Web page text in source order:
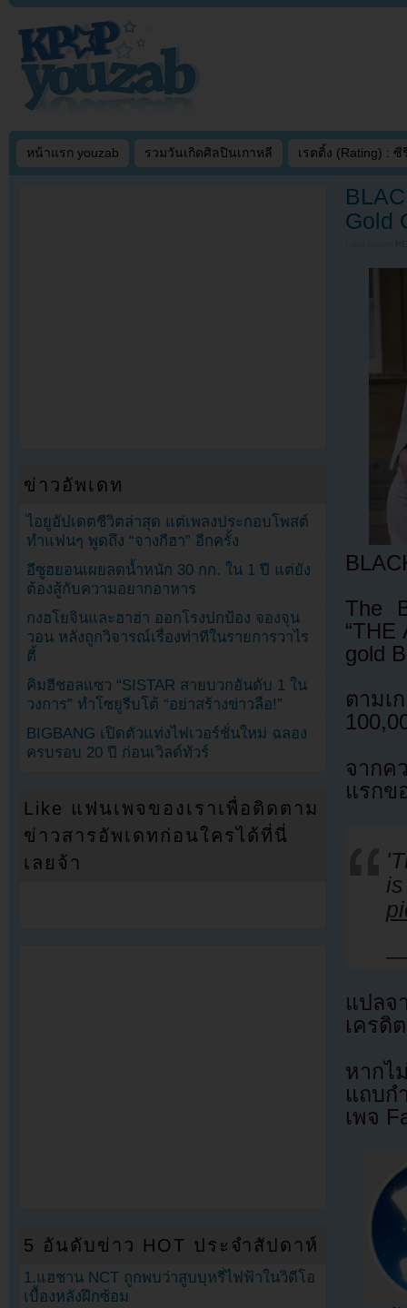
หน้าแรก youzab รวมวันเกิดศิลปินเกาหลี เรตติ้ง (Rating) : ซี
Gold
The
gold
ตามเ
จากค
แรกข
—
แปล
เครดิ
หากไ
แถบก
เพจ
ข่าวอัพเดท
ไอยูอัปเดตชีวิตล่าสุด แต่เพลงประกอบโพสต์
ทำแฟนๆ พูดถึง “จางกีฮา” อีกครั้ง
อีซูฮยอนเผยลดน้ำหนัก 30 กก. ใน 1 ปี แต่ยัง
ต้องสู้กับความอยากอาหาร
กงฮโยจินและฮาฮ่า ออกโรงปกป้อง จองจุน
วอน หลังถูกวิจารณ์เรื่องท่าทีในรายการวาไร
ตี้
คิมฮีชอลแซว “SISTAR สายบวกอันดับ 1 ใน
วงการ” ทำโซยูรีบโต้ “อย่าสร้างข่าวลือ!”
BIGBANG เปิดตัวแท่งไฟเวอร์ชั่นใหม่ ฉลอง
ครบรอบ 20 ปี ก่อนเวิลด์ทัวร์
Like แฟนเพจของเราเพื่อติดตาม
ข่าวสารอัพเดทก่อนใครได้ที่นี่
เลยจ้า
5 อันดับข่าว HOT ประจำสัปดาห์
1.แฮชาน NCT ถูกพบว่าสูบบุหรี่ไฟฟ้าในวิดีโอ
เบื้องหลังฝึกซ้อม